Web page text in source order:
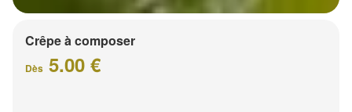
Crêpe à composer
Dès 5.00 €